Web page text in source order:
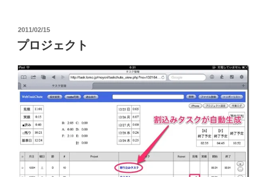
投
稿
日:
2011/02/15
プロジェクト